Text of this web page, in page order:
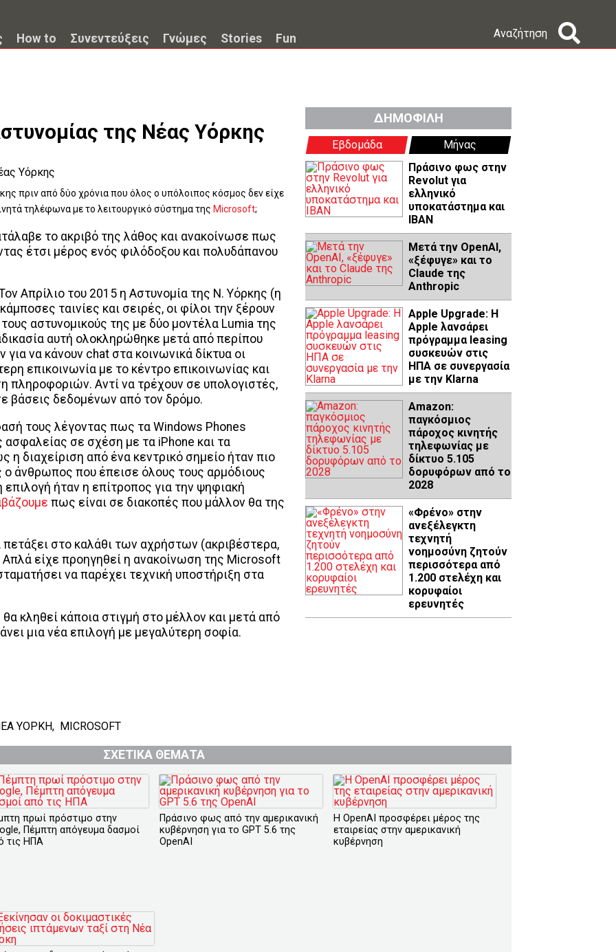
How to Συνεντεύξεις Γνώμες Stories Fun Αναζήτηση
της Νέας Υόρκης
πριν από δύο χρόνια που όλος ο υπόλοιπος κόσμος δεν είχε
τηλέφωνα με το λειτουργικό σύστημα της Microsoft;
το ακριβό της λάθος και ανακοίνωσε πως
έτσι μέρος ενός φιλόδοξου και πολυδάπανου
Απρίλιο του 2015 η Αστυνομία της Ν. Υόρκης (η
ταινίες και σειρές, οι φίλοι την ξέρουν
αστυνομικούς της με δύο μοντέλα Lumia της
αυτή ολοκληρώθηκε μετά από περίπου
να κάνουν chat στα κοινωνικά δίκτυα οι
επικοινωνία με το κέντρο επικοινωνίας και
πληροφοριών. Αντί να τρέχουν σε υπολογιστές,
βάσεις δεδομένων από τον δρόμο.
τους λέγοντας πως τα Windows Phones
ασφαλείας σε σχέση με τα iPhone και τα
διαχείριση από ένα κεντρικό σημείο ήταν πιο
άνθρωπος που έπεισε όλους τους αρμόδιους
επιλογή ήταν η επίτροπος για την ψηφιακή
πως είναι σε διακοπές που μάλλον θα της
πετάξει στο καλάθι των αχρήστων (ακριβέστερα,
είχε προηγηθεί η ανακοίνωση της Microsoft
να παρέχει τεχνική υποστήριξη στα
κληθεί κάποια στιγμή στο μέλλον και μετά από
μια νέα επιλογή με μεγαλύτερη σοφία.
ΔΗΜΟΦΙΛΗ
Εβδομάδα
Μήνας
Πράσινο φως στην
Revolut για
ελληνικό
υποκατάστημα και
IBAN
Μετά την OpenAI,
«ξέφυγε» και το
Claude της
Anthropic
Apple Upgrade: Η
Apple λανσάρει
πρόγραμμα leasing
συσκευών στις
ΗΠΑ σε συνεργασία
με την Klarna
Amazon:
παγκόσμιος
πάροχος κινητής
τηλεφωνίας με
δίκτυο 5.105
δορυφόρων από το
2028
«Φρένο» στην
ανεξέλεγκτη
τεχνητή
νοημοσύνη ζητούν
περισσότερα από
1.200 στελέχη και
κορυφαίοι
ερευνητές
ΥΟΡΚΗ, MICROSOFT
ΣΧΕΤΙΚΑ ΘΕΜΑΤΑ
πρωί πρόστιμο στην
Πέμπτη απόγευμα δασμοί
τις ΗΠΑ
Πράσινο φως από την αμερικανική
κυβέρνηση για το GPT 5.6 της
OpenAI
Η OpenAI προσφέρει μέρος της
εταιρείας στην αμερικανική
κυβέρνηση